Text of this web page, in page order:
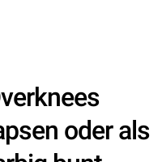
oder als